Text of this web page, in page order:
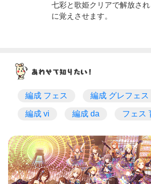
七彩と歌姫クリアで解放さ
に覚えさせます。
編成 フェス 編成 グレフェス
編成 vi 編成 da フェス